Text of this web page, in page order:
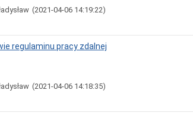
(2021-04-06 14:19:22)
regulaminu pracy zdalnej
(2021-04-06 14:18:35)